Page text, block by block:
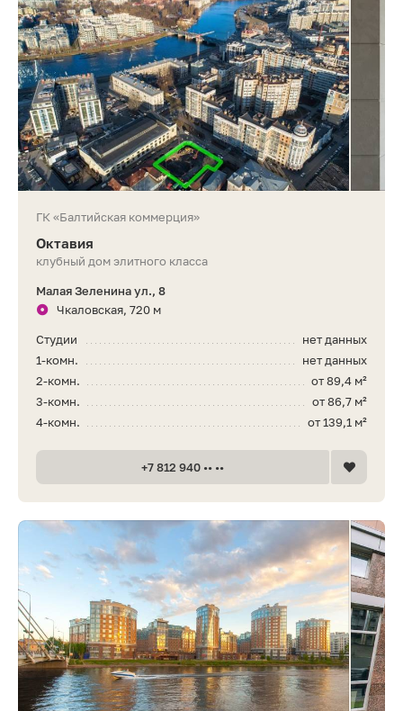
ГК «Балтийская коммерция»
Октавия
клубный дом элитного класса
Малая Зеленина ул., 8
Чкаловская, 720 м
нет данных
Студии
нет данных
1-комн.
от 89,4 м²
2-комн.
от 86,7 м²
3-комн.
от 139,1 м²
4-комн.
+7 812 940 •• ••